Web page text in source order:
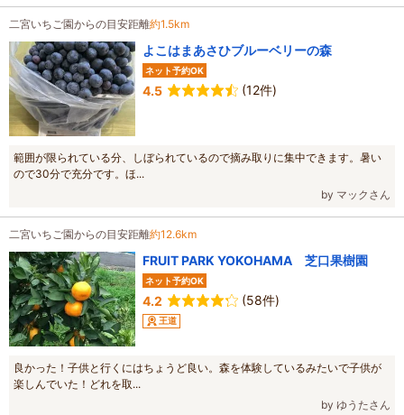
二宮いちご園からの目安距離約1.5km
よこはまあさひブルーベリーの森
ネット予約OK
4.5 (12件)
範囲が限られている分、しぼられているので摘み取りに集中できます。暑い
ので30分で充分です。ほ...
by マックさん
二宮いちご園からの目安距離約12.6km
FRUIT PARK YOKOHAMA 芝口果樹園
ネット予約OK
4.2 (58件)
王道
良かった！子供と行くにはちょうど良い。森を体験しているみたいで子供が
楽しんでいた！どれを取...
by ゆうたさん